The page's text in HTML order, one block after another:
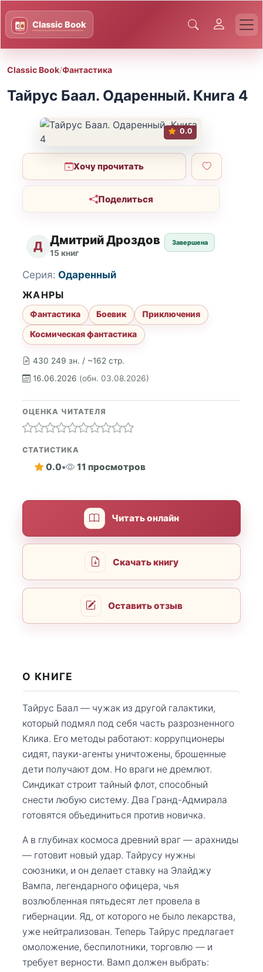
Classic Book/Фантастика
Тайрус Баал. Одаренный. Книга 4
0.0
Хочу прочитать
Поделиться
Д Дмитрий Дроздов
15 книг
Завершена
430 249 зн. / ~162 стр.
16.06.2026 (обн. 03.08.2026)
Серия: Одаренный
ЖАНРЫ
Фантастика Боевик
Приключения
Космическая фантастика
ОЦЕНКА ЧИТАТЕЛЯ
СТАТИСТИКА
0.0• 11 просмотров
Читать онлайн
Скачать книгу
Оставить отзыв
О КНИГЕ
Тайрус Баал — чужак из другой галактики,
который подмял под себя часть разрозненного
Клика. Его методы работают: коррупционеры
сидят, пауки-агенты уничтожены, брошенные
дети получают дом. Но враги не дремлют.
Синдикат строит тайный флот, способный
снести любую систему. Два Гранд-Адмирала
готовятся объединиться против новичка.
А в глубинах космоса древний враг — арахниды
— готовит новый удар. Тайрусу нужны
союзники, и он делает ставку на Элайджу
Вампа, легендарного офицера, чья
возлюбленная пятьдесят лет провела в
гибернации. Яд, от которого не было лекарства,
уже нейтрализован. Теперь Тайрус предлагает
омоложение, беспилотники, торговлю — и
требует верности. Вамп должен выбрать: